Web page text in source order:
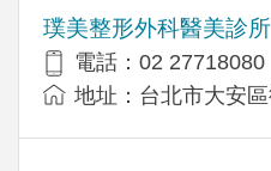
璞美整形外科醫美診所
電話：02 27718080
地址：台北市大安